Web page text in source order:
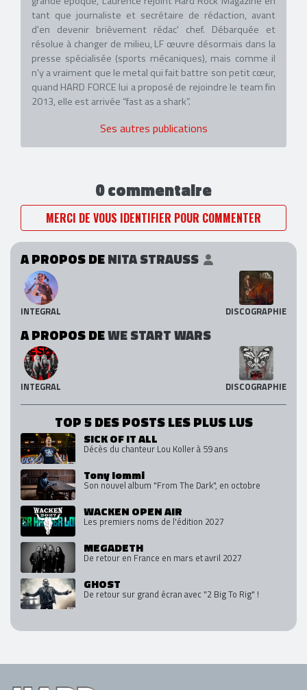
tant que journaliste et secrétaire de rédaction, avant
d'en devenir brièvement rédac' chef. Débarquée et
résolue à changer de milieu, LF œuvre désormais dans la
presse spécialisée (sports mécaniques), mais comme il
n'y a vraiment que le metal qui fait battre son petit cœur,
quand HARD FORCE lui a proposé de rejoindre le team fin
2013, elle est arrivée “fast as a shark”.
Ses autres publications
0 commentaire
MERCI DE VOUS IDENTIFIER POUR COMMENTER
A PROPOS DENITA STRAUSS
INTEGRAL DISCOGRAPHIE
A PROPOS DEWE START WARS
INTEGRAL DISCOGRAPHIE
TOP 5 DES POSTS LES PLUS LUS
SICK OF IT ALL
Décès du chanteur Lou Koller à 59 ans
Tony Iommi
Son nouvel album "From The Dark", en octobre
WACKEN OPEN AIR
Les premiers noms de l'édition 2027
MEGADETH
De retour en France en mars et avril 2027
GHOST
De retour sur grand écran avec "2 Big To Rig" !